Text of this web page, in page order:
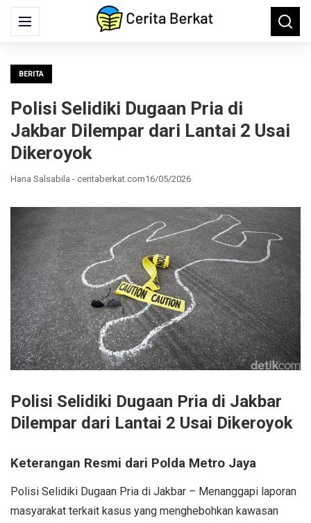
Menu
Search
for:
BERITA
Polisi Selidiki Dugaan Pria di
Jakbar Dilempar dari Lantai 2 Usai
Dikeroyok
Hana Salsabila - ceritaberkat.com16/05/2026
Polisi Selidiki Dugaan Pria di Jakbar
Dilempar dari Lantai 2 Usai Dikeroyok
Keterangan Resmi dari Polda Metro Jaya
Polisi Selidiki Dugaan Pria di Jakbar – Menanggapi laporan
masyarakat terkait kasus yang menghebohkan kawasan